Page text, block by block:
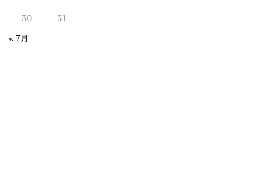
30 31
« 7月